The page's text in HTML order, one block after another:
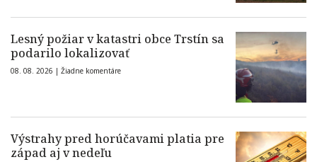
Lesný požiar v katastri obce Trstín sa
podarilo lokalizovať
08. 08. 2026 | Žiadne komentáre
Výstrahy pred horúčavami platia pre
západ aj v nedeľu